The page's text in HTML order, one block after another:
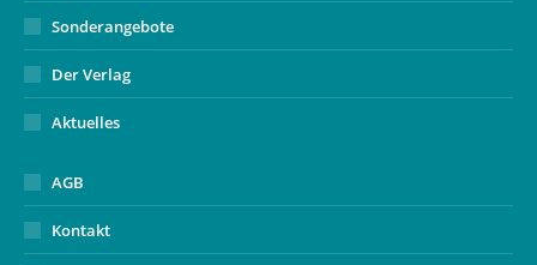
Sonderangebote
Der Verlag
Aktuelles
AGB
Kontakt